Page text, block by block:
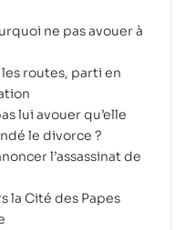
ne pas avouer à
routes, parti en
lui avouer qu’elle
le divorce ?
l’assassinat de
la Cité des Papes